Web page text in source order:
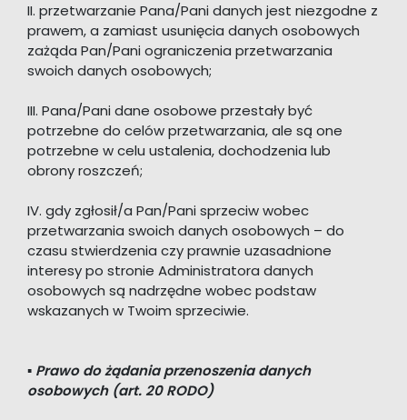
II. przetwarzanie Pana/Pani danych jest niezgodne z
prawem, a zamiast usunięcia danych osobowych
zażąda Pan/Pani ograniczenia przetwarzania
swoich danych osobowych;
III. Pana/Pani dane osobowe przestały być
potrzebne do celów przetwarzania, ale są one
potrzebne w celu ustalenia, dochodzenia lub
obrony roszczeń;
IV. gdy zgłosił/a Pan/Pani sprzeciw wobec
przetwarzania swoich danych osobowych – do
czasu stwierdzenia czy prawnie uzasadnione
interesy po stronie Administratora danych
osobowych są nadrzędne wobec podstaw
wskazanych w Twoim sprzeciwie.
▪ Prawo do żądania przenoszenia danych
osobowych (art. 20 RODO)